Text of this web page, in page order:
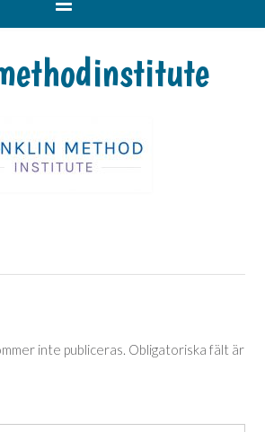
inte publiceras. Obligatoriska fält är